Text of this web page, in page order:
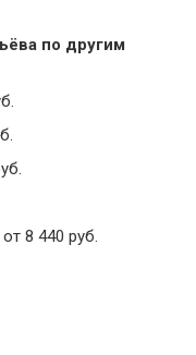
по другим
от 8 440 руб.